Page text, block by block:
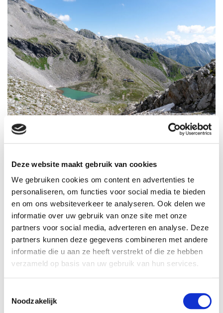
Deze website maakt gebruik van cookies
We gebruiken cookies om content en advertenties te
personaliseren, om functies voor social media te bieden
en om ons websiteverkeer te analyseren. Ook delen we
informatie over uw gebruik van onze site met onze
partners voor social media, adverteren en analyse. Deze
partners kunnen deze gegevens combineren met andere
informatie die u aan ze heeft verstrekt of die ze hebben
verzameld op basis van uw gebruik van hun services.
Noodzakelijk
Uitzicht op het Friesenberghaus met het naastgelegen
Een onverwacht pittige tocht naar
de Olpererhütte
We hebben het hoogste punt van de wandeling bereikt.
Volgens de wegwijzers is het nog anderhalf uur lopen naar
deOlpererhütte. We zijn optimistisch: het terrein is hier
een stuk eenvoudiger. Dat moeten we redden! Het pad
kronkelt om de bergen. Af en toe wordt het afgewisseld
door blokkenvelden, die toch wel voor wat vertraging
zorgen. Na twee uur lopen is de hut nog steeds niet in
zicht. Bij elke bocht hoop ik dat aan de andere kant de hut
Deze hut leek ons de ideale plek om pauze te houden, met